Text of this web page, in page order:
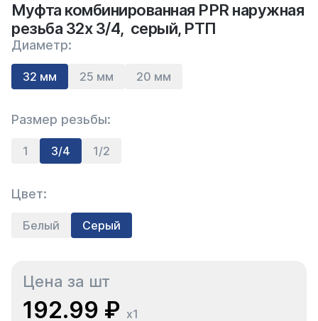
Муфта комбинированная PPR наружная
резьба 32х 3/4, серый, РТП
Диаметр:
32 мм 25 мм 20 мм
Размер резьбы:
1 3/4 1/2
Цвет:
Белый Серый
Цена за шт
192.99 ₽ x1